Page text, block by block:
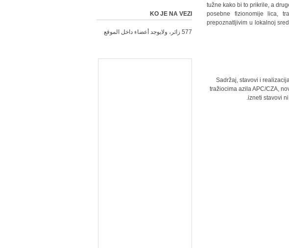
tužne kako bi to prikrile, a
posebne fizionomije lica,
prepoznatljivim u lokalnoj
Sadržaj, stavovi i
tražiocima azila APC/CZA,
izneti stavovi
KO JE NA VEZI
577 زائر، ولايوجد أعضاء داخل الموقع